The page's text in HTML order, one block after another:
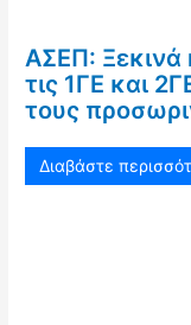
ΑΣΕΠ: Ξεκινά
τις 1ΓΕ και
τους
Διαβάστε